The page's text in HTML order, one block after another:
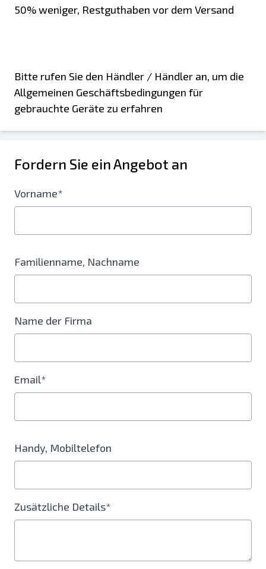
50% weniger, Restguthaben vor dem Versand
Bitte rufen Sie den Händler / Händler an, um die
Allgemeinen Geschäftsbedingungen für
gebrauchte Geräte zu erfahren
Fordern Sie ein Angebot an
Vorname*
Familienname, Nachname
Name der Firma
Email*
Handy, Mobiltelefon
Zusätzliche Details*